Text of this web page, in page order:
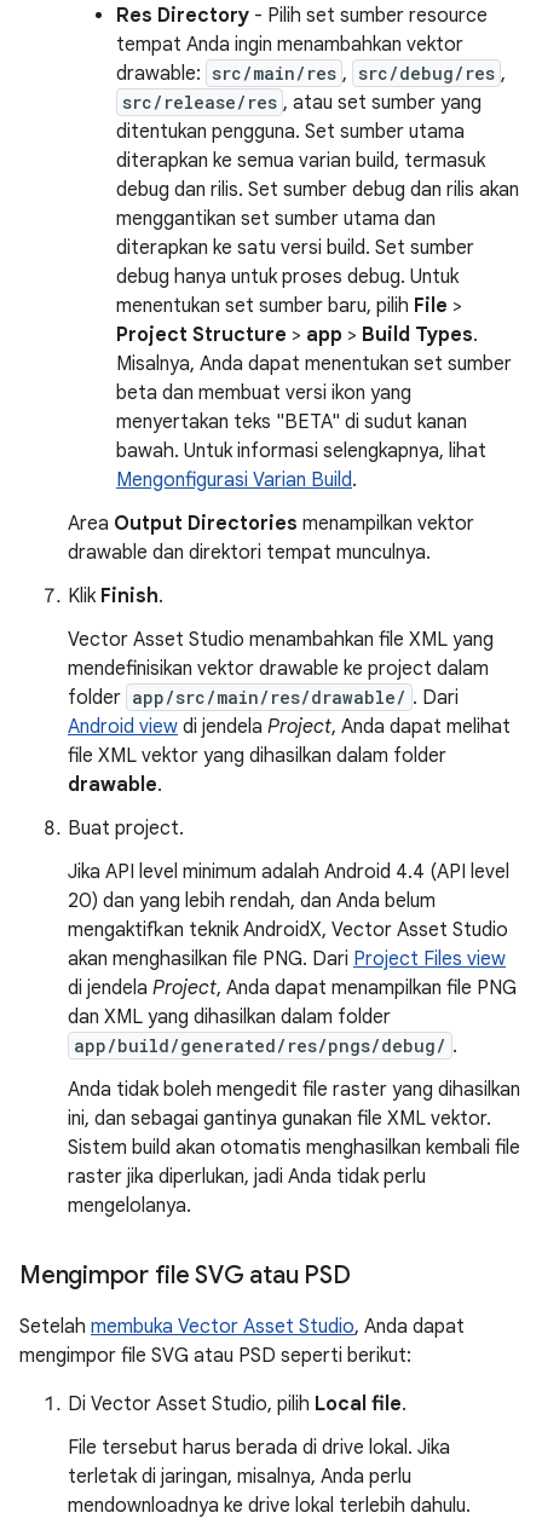
Res Directory - Pilih set sumber resource
tempat Anda ingin menambahkan vektor
drawable: src/main/res , src/debug/res ,
src/release/res , atau set sumber yang
ditentukan pengguna. Set sumber utama
diterapkan ke semua varian build, termasuk
debug dan rilis. Set sumber debug dan rilis akan
menggantikan set sumber utama dan
diterapkan ke satu versi build. Set sumber
debug hanya untuk proses debug. Untuk
menentukan set sumber baru, pilih File >
Project Structure > app > Build Types.
Misalnya, Anda dapat menentukan set sumber
beta dan membuat versi ikon yang
menyertakan teks "BETA" di sudut kanan
bawah. Untuk informasi selengkapnya, lihat
Mengonfigurasi Varian Build.
Area Output Directories menampilkan vektor
drawable dan direktori tempat munculnya.
Klik Finish.
Vector Asset Studio menambahkan file XML yang
mendefinisikan vektor drawable ke project dalam
folder app/src/main/res/drawable/ . Dari
Android view di jendela Project, Anda dapat melihat
file XML vektor yang dihasilkan dalam folder
drawable.
Buat project.
Jika API level minimum adalah Android 4.4 (API level
20) dan yang lebih rendah, dan Anda belum
mengaktifkan teknik AndroidX, Vector Asset Studio
akan menghasilkan file PNG. Dari Project Files view
di jendela Project, Anda dapat menampilkan file PNG
dan XML yang dihasilkan dalam folder
app/build/generated/res/pngs/debug/ .
Anda tidak boleh mengedit file raster yang dihasilkan
ini, dan sebagai gantinya gunakan file XML vektor.
Sistem build akan otomatis menghasilkan kembali file
raster jika diperlukan, jadi Anda tidak perlu
mengelolanya.
Mengimpor file SVG atau PSD
Setelah membuka Vector Asset Studio, Anda dapat
mengimpor file SVG atau PSD seperti berikut:
Di Vector Asset Studio, pilih Local file.
File tersebut harus berada di drive lokal. Jika
terletak di jaringan, misalnya, Anda perlu
mendownloadnya ke drive lokal terlebih dahulu.